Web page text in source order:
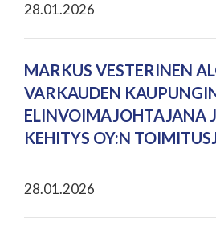
28.01.2026
MARKUS VESTERINEN
VARKAUDEN
ELINVOIMAJOHTAJANA
KEHITYS OY:N
28.01.2026